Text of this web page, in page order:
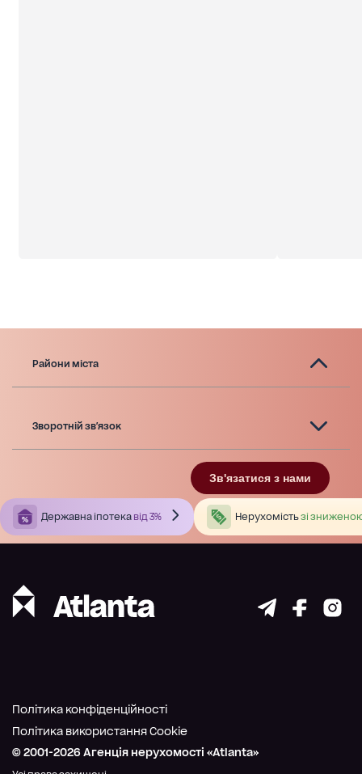
Райони міста
Зворотній зв'язок
Зв'язатися з нами
Державна іпотека від 3% Нерухомістьзі
© 2001-2026 Агенція нерухомості «Atlanta»
Політика конфіденційності
Політика використання Cookie